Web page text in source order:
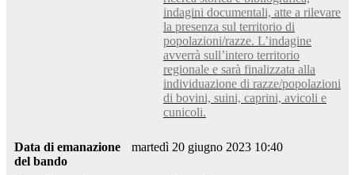
indagini documentali, atte a rilevare
la presenza sul territorio di
popolazioni/razze. L’indagine
avverrà sull’intero territorio
regionale e sarà finalizzata alla
individuazione di razze/popolazioni
di bovini, suini, caprini, avicoli e
cunicoli.
Data di emanazione
del bando
martedì 20 giugno 2023 10:40